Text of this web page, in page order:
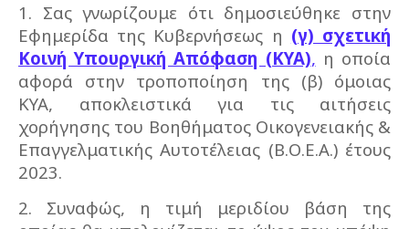
1. Σας γνωρίζουμε ότι δημοσιεύθηκε στην
Εφημερίδα της Κυβερνήσεως η (γ) σχετική
Κοινή Υπουργική Απόφαση (ΚΥΑ), η οποία
αφορά στην τροποποίηση της (β) όμοιας
ΚΥΑ, αποκλειστικά για τις αιτήσεις
χορήγησης του Βοηθήματος Οικογενειακής &
Επαγγελματικής Αυτοτέλειας (Β.Ο.Ε.Α.) έτους
2023.
2. Συναφώς, η τιμή μεριδίου βάση της